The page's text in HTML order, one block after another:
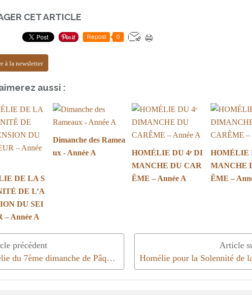
CET ARTICLE
Repost 0
à la newsletter
aussi :
DE LA S
DE L’A
DU SEI
– Année A
Dimanche des Ramea
ux - Année A
HOMÉLIE DU 4ᵉ DI
MANCHE DU CAR
ÊME – Année A
HOMÉLIE
MANCHE
ÊME –
Homélie du 7ème dimanche de Pâques │Année B│2018